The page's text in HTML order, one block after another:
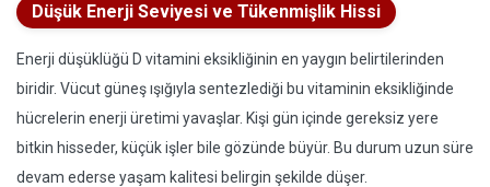
Düşük Enerji Seviyesi ve Tükenmişlik Hissi
Enerji düşüklüğü D vitamini eksikliğinin en yaygın belirtilerinden
biridir. Vücut güneş ışığıyla sentezlediği bu vitaminin eksikliğinde
hücrelerin enerji üretimi yavaşlar. Kişi gün içinde gereksiz yere
bitkin hisseder, küçük işler bile gözünde büyür. Bu durum uzun süre
devam ederse yaşam kalitesi belirgin şekilde düşer.